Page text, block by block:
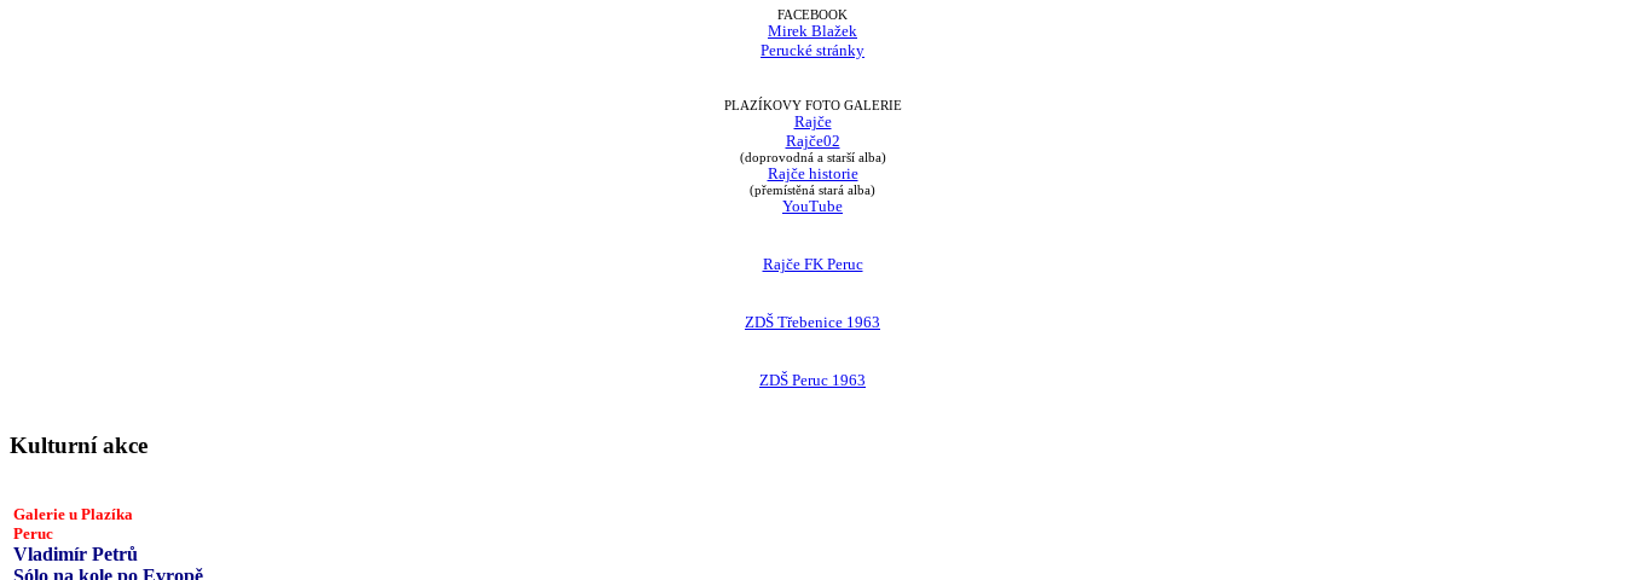
FACEBOOK
Mirek Blažek
Perucké stránky
PLAZÍKOVY FOTO GALERIE
Rajče
Rajče02
(doprovodná a starší alba)
Rajče historie
(přemístěná stará alba)
YouTube
Rajče FK Peruc
ZDŠ Třebenice 1963
ZDŠ Peruc 1963
Kulturní akce
Galerie u Plazíka
Peruc
Vladimír Petrů
Sólo na kole po Evropě